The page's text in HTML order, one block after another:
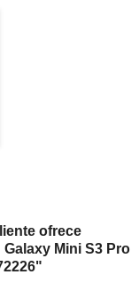
ofrece
Mini S3 Pro